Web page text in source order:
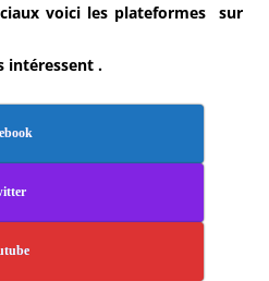
voici les plateformes sur
intéressent .